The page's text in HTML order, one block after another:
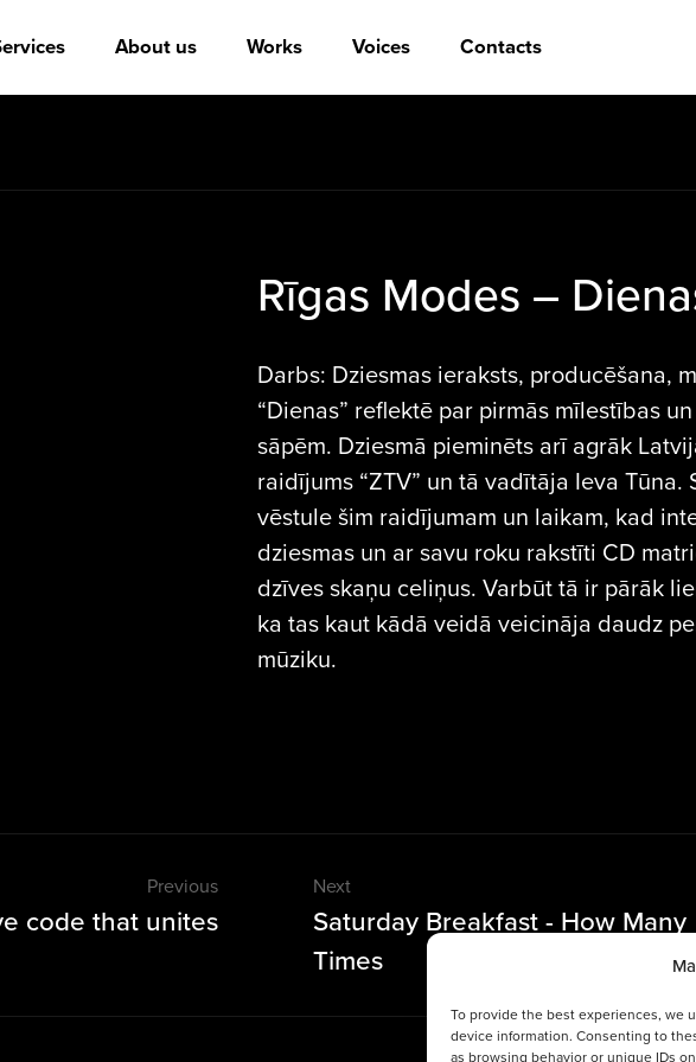
To provide the best experiences, we
device information. Consenting to
as browsing behavior or unique IDs
About us Works Voices Contacts
Rīgas Modes –
Darbs: Dziesmas ieraksts, producēšana,
“Dienas” reflektē par pirmās mīlestības
sāpēm. Dziesmā pieminēts arī agrāk
raidījums “ZTV” un tā vadītāja Ieva
vēstule šim raidījumam un laikam, kad
dziesmas un ar savu roku rakstīti CD
dzīves skaņu celiņus. Varbūt tā ir pārāk
ka tas kaut kādā veidā veicināja daudz
mūziku.
Previous
code that unites
Next
Saturday Breakfast - How Many
Times